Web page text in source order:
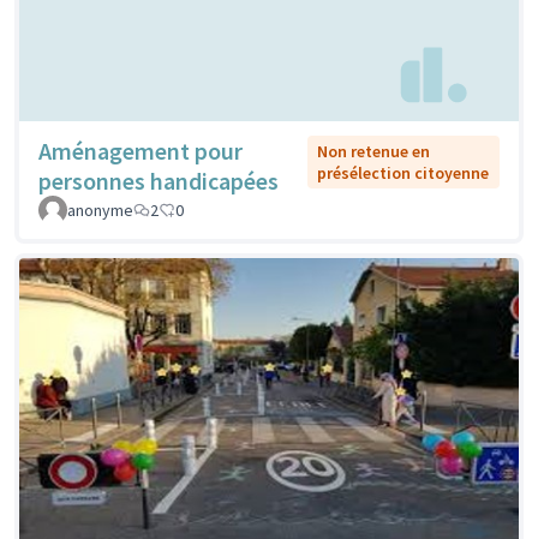
Aménagement pour
personnes handicapées
Non retenue en
présélection citoyenne
anonyme
2 0